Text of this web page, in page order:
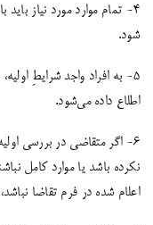
۴- تمام موارد مورد نیاز
شود.
۵- به افراد واجد شرایطِ
اطلاع داده می‌شود.
۶- اگر متقاضی در بررسی
نکرده باشد یا موارد کامل
اعلام شده در فرم تقاضا